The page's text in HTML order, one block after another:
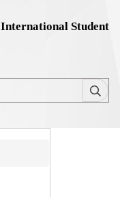
International Student